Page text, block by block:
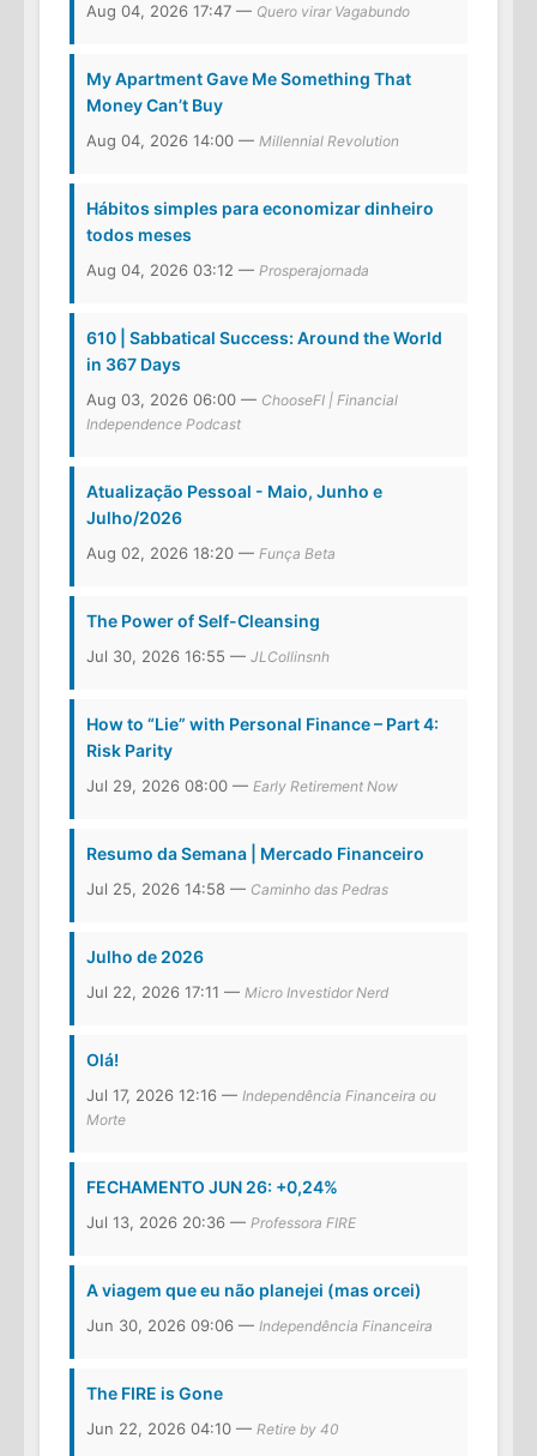
Aug 04, 2026 17:47 — Quero virar Vagabundo
My Apartment Gave Me Something That
Money Can’t Buy
Aug 04, 2026 14:00 — Millennial Revolution
Hábitos simples para economizar dinheiro
todos meses
Aug 04, 2026 03:12 — Prosperajornada
610 | Sabbatical Success: Around the World
in 367 Days
Aug 03, 2026 06:00 — ChooseFI | Financial
Independence Podcast
Atualização Pessoal - Maio, Junho e
Julho/2026
Aug 02, 2026 18:20 — Funça Beta
The Power of Self-Cleansing
Jul 30, 2026 16:55 — JLCollinsnh
How to “Lie” with Personal Finance – Part 4:
Risk Parity
Jul 29, 2026 08:00 — Early Retirement Now
Resumo da Semana | Mercado Financeiro
Jul 25, 2026 14:58 — Caminho das Pedras
Julho de 2026
Jul 22, 2026 17:11 — Micro Investidor Nerd
Olá!
Jul 17, 2026 12:16 — Independência Financeira ou
Morte
FECHAMENTO JUN 26: +0,24%
Jul 13, 2026 20:36 — Professora FIRE
A viagem que eu não planejei (mas orcei)
Jun 30, 2026 09:06 — Independência Financeira
The FIRE is Gone
Jun 22, 2026 04:10 — Retire by 40